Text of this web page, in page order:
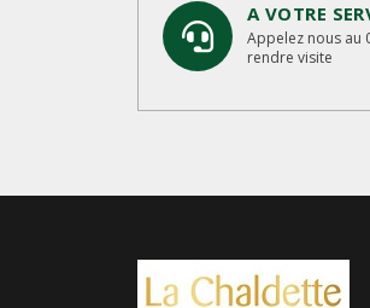
A VOTRE
Appelez nous au
rendre visite